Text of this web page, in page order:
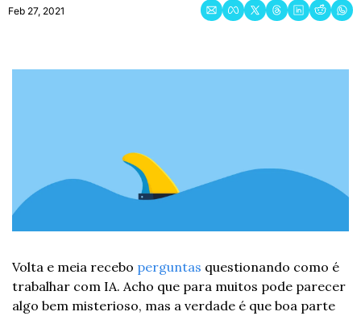
Feb 27, 2021
Volta e meia recebo perguntas questionando como é
trabalhar com IA. Acho que para muitos pode parecer
algo bem misterioso, mas a verdade é que boa parte